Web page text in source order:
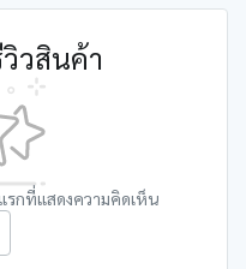
วสินค้า
รกที่แสดงความคิดเห็น